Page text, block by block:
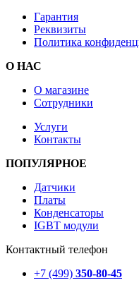
Гарантия
Реквизиты
Политика
О НАС
О магазине
Сотрудники
Услуги
Контакты
ПОПУЛЯРНОЕ
Датчики
Платы
Конденсаторы
IGBT модули
Контактный телефон
+7 (499) 350-80-45